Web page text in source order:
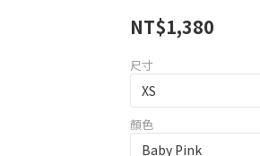
NT$1,380
尺寸
顏色